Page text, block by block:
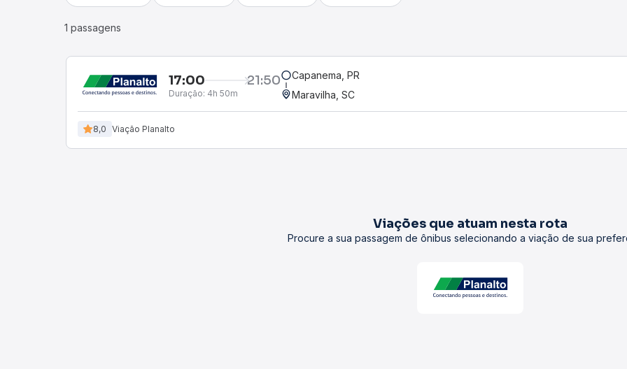
1 passagens
17:00 21:50
Duração: 4h 50m
Capanema, PR
Maravilha, SC
8,0 Viação Planalto
Viações que atuam nesta rota
Procure a sua passagem de ônibus selecionando a viação de sua